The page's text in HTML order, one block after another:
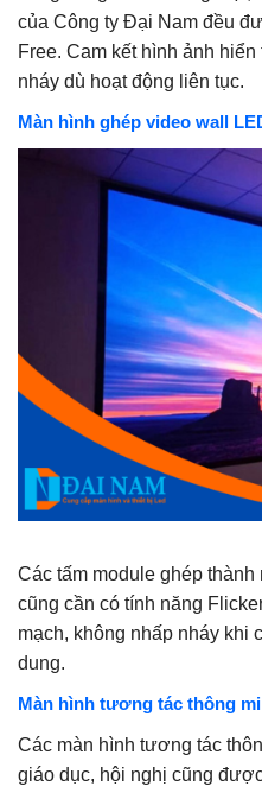
của Công ty Đại Nam đều
Free. Cam kết hình ảnh
nháy dù hoạt động liên tục.
Màn hình ghép video wall
Các tấm module ghép
cũng cần có tính năng
mạch, không nhấp nháy khi
dung.
Màn hình tương tác thông
Các màn hình tương tác
giáo dục, hội nghị cũng